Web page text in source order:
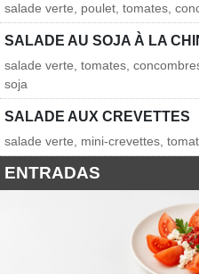
salade verte, poulet, tomates,
SALADE AU SOJA À LA
salade verte, tomates,
soja
SALADE AUX CREVETTES
salade verte, mini-crevettes,
ENTRADAS